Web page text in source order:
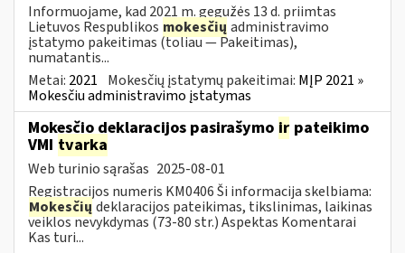
Informuojame, kad 2021 m. gegužės 13 d. priimtas
Lietuvos Respublikos mokesčių administravimo
įstatymo pakeitimas (toliau — Pakeitimas),
numatantis...
Metai: 2021 Mokesčių įstatymų pakeitimai: MĮP 2021 »
Mokesčiu administravimo įstatymas
Mokesčio deklaracijos pasirašymo ir pateikimo
VMI tvarka
Web turinio sąrašas 2025-08-01
Registracijos numeris KM0406 Ši informacija skelbiama:
Mokesčių deklaracijos pateikimas, tikslinimas, laikinas
veiklos nevykdymas (73-80 str.) Aspektas Komentarai
Kas turi...